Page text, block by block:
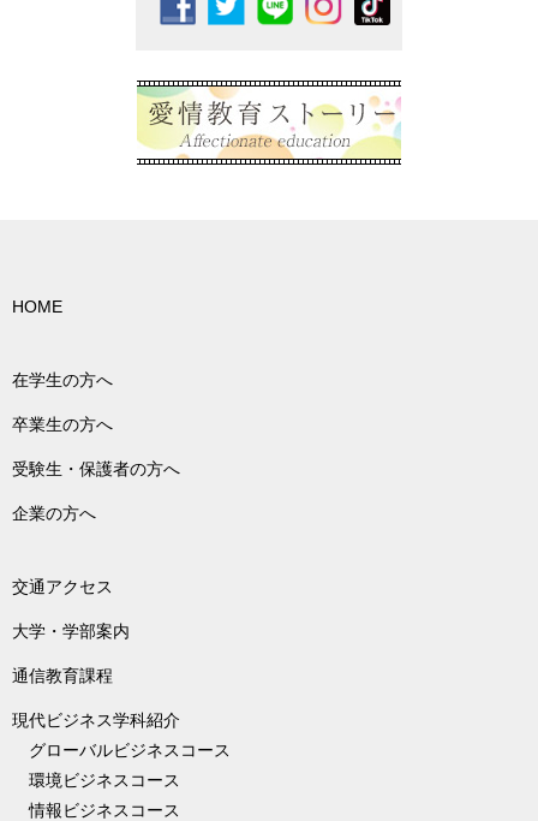
HOME
在学生の方へ
卒業生の方へ
受験生・保護者の方へ
企業の方へ
交通アクセス
大学・学部案内
通信教育課程
現代ビジネス学科紹介
グローバルビジネスコース
環境ビジネスコース
情報ビジネスコース